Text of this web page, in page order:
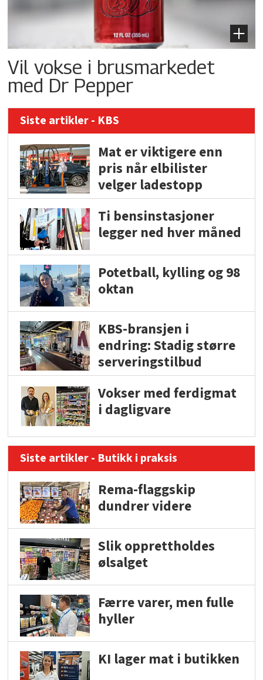
Vil vokse i brusmarkedet
med Dr Pepper
Siste artikler - KBS
Mat er viktigere enn
pris når elbilister
velger ladestopp
Ti bensinstasjoner
legger ned hver måned
Potetball, kylling og 98
oktan
KBS-bransjen i
endring: Stadig større
serveringstilbud
Vokser med ferdigmat
i dagligvare
Siste artikler - Butikk i praksis
Rema-flaggskip
dundrer videre
Slik opprettholdes
ølsalget
Færre varer, men fulle
hyller
KI lager mat i butikken